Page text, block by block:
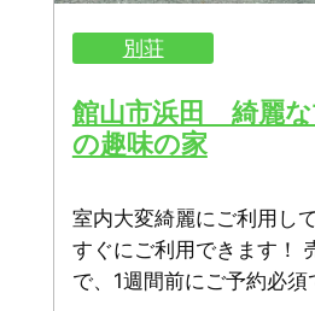
別荘
館山市浜田 綺麗
の趣味の家
室内大変綺麗にご利用し
すぐにご利用できます！
で、1週間前にご予約必須